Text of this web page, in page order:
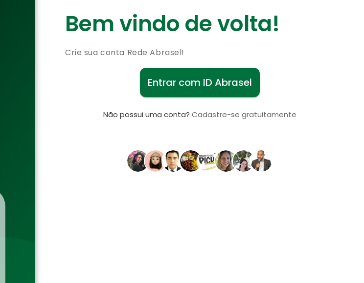
Bem vindo de volta!
Crie sua conta Rede Abrasel!
Entrar com ID Abrasel
Não possui uma conta? Cadastre-se gratuitamente